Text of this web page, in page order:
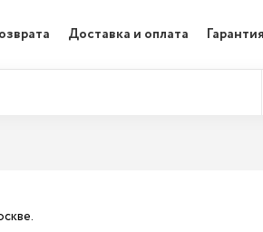
Доставка и оплата Гарантия